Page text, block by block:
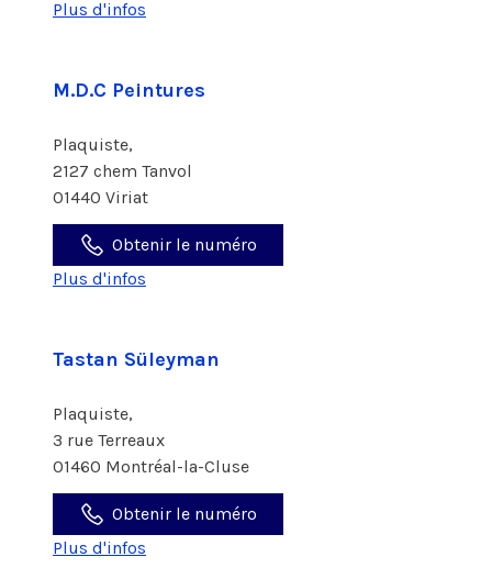
Plus d'infos
M.D.C Peintures
Plaquiste,
2127 chem Tanvol
01440 Viriat
Obtenir le numéro
Plus d'infos
Tastan Süleyman
Plaquiste,
3 rue Terreaux
01460 Montréal-la-Cluse
Obtenir le numéro
Plus d'infos